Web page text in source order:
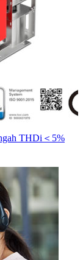
THDi＜5%